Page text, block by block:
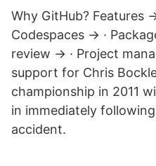
Why GitHub? Features
Codespaces → ·
review → · Project
support for Chris
championship in 2011
in immediately
accident.